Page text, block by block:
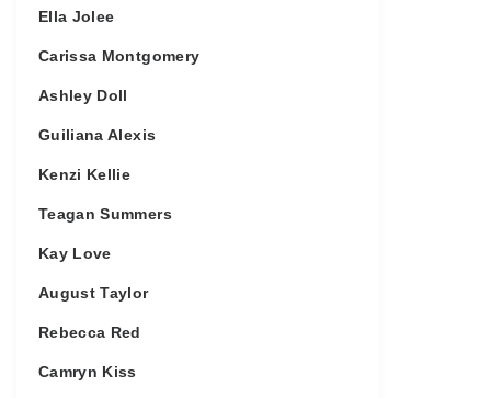
Ella Jolee
Carissa Montgomery
Ashley Doll
Guiliana Alexis
Kenzi Kellie
Teagan Summers
Kay Love
August Taylor
Rebecca Red
Camryn Kiss